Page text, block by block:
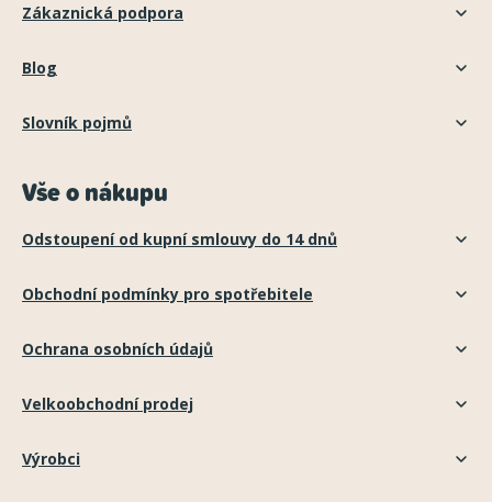
Zákaznická podpora
Blog
Slovník pojmů
Vše o nákupu
Odstoupení od kupní smlouvy do 14 dnů
Obchodní podmínky pro spotřebitele
Ochrana osobních údajů
Velkoobchodní prodej
Výrobci